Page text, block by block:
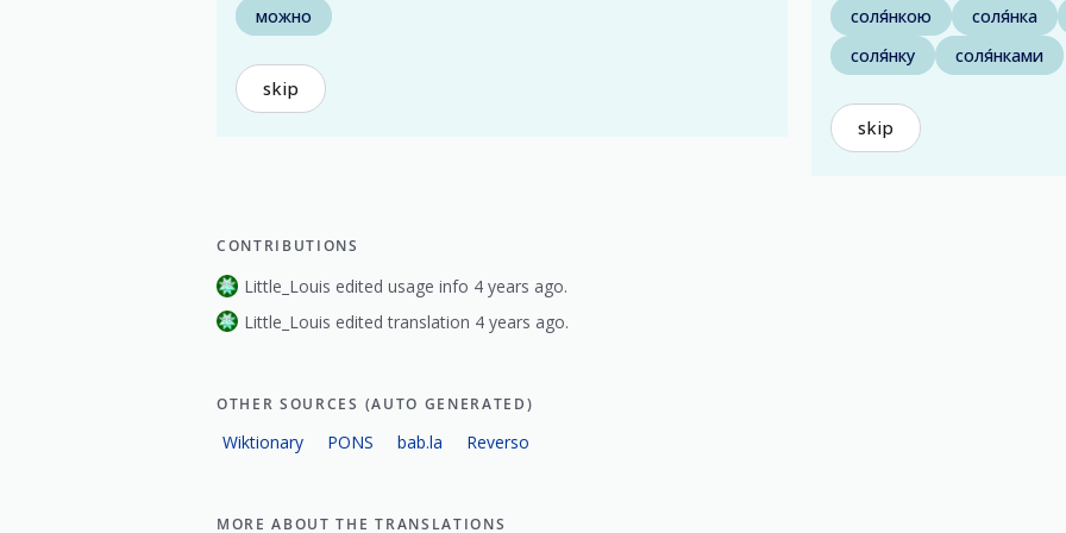
можно
skip
соля́нкою
соля́нка
соля́нку
соля́нками
skip
CONTRIBUTIONS
Little_Louis edited usage info 4 years ago.
Little_Louis edited translation 4 years ago.
OTHER SOURCES (AUTO GENERATED)
Wiktionary PONS bab.la Reverso
MORE ABOUT THE TRANSLATIONS